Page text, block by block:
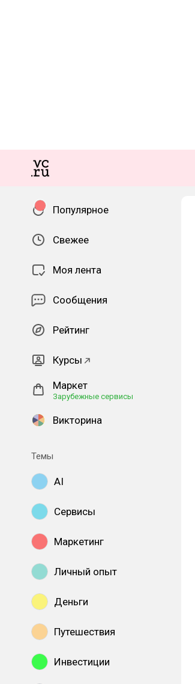
Популярное
Свежее
Моя лента
Сообщения
Рейтинг
Курсы
Маркет
Зарубежные сервисы
Викторина
Темы
AI
Сервисы
Маркетинг
Личный опыт
Деньги
Путешествия
Инвестиции